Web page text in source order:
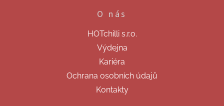
O nás
HOTchilli s.r.o.
Výdejna
Kariéra
Ochrana osobních údajů
Kontakty